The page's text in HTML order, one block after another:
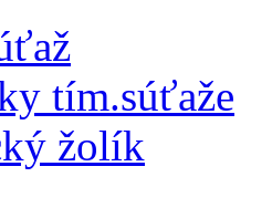
tím.súťaže
žolík